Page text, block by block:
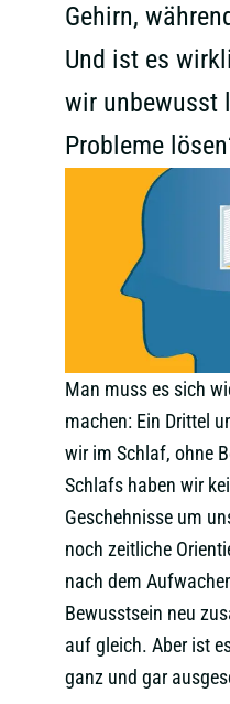
Gehirn,
Und ist es
wir unbewusst
Probleme
Man muss es sich
machen: Ein Drittel
wir im Schlaf, ohne
Schlafs haben wir
Geschehnisse um
noch zeitliche
nach dem
Bewusstsein neu
auf gleich. Aber ist
ganz und gar